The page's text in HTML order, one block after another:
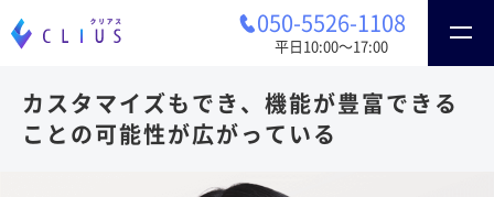
050-5526-1108
平日10:00〜17:00
カスタマイズもでき、機能が豊富 できる
ことの可能性が広がっている